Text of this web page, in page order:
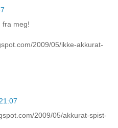
fra meg!
2009/05/ikke-akkurat-
2009/05/akkurat-spist-